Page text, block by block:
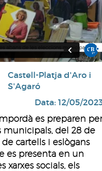
Castell-Platja d'Aro i
S'Agaró
Data: 12/05/
es preparen per
municipals, del 28 de
cartells i eslògans
es presenta en un
socials, els